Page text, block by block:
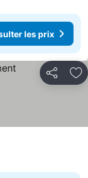
les prix
Partager